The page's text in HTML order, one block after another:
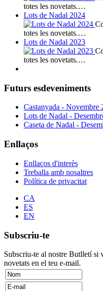
totes les novetats.…
Lots de Nadal 2024
totes les novetats.…
Lots de Nadal 2023
totes les novetats.…
Futurs esdeveniments
Castanyada - Novembre
Lots de Nadal -
Caseta de Nadal -
Enllaços
Enllaços d'interès
Treballa amb nosaltres
Política de privacitat
CA
ES
EN
Subscriu-te
Subscriu-te al nostre Butlletí si
novetats en el teu e-mail.